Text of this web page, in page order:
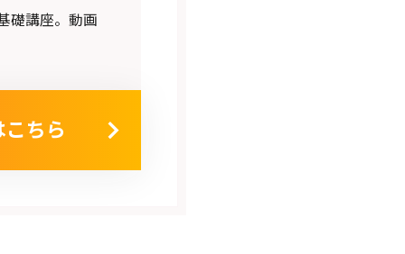
礎講座。動画
ちら